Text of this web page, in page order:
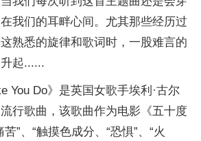
我们的耳畔心间。尤其那些经历过
熟悉的旋律和歌词时，一股难言的
起......
You Do》是英国女歌手埃利·古尔
行歌曲，该歌曲作为电影《五十度
”、“触摸色成分、“恐惧”、“火